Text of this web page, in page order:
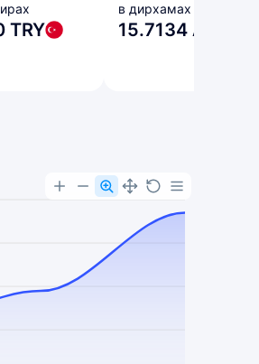
TRY
в дирхамах ОАЭ
15.7134 AED